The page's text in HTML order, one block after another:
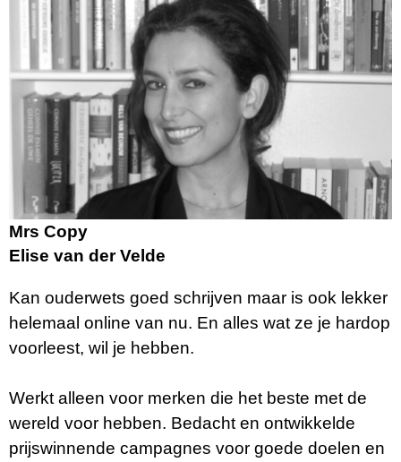
Mrs Copy
Elise van der Velde
Kan ouderwets goed schrijven maar is ook lekker
helemaal online van nu. En alles wat ze je hardop
voorleest, wil je hebben.
Werkt alleen voor merken die het beste met de
wereld voor hebben. Bedacht en ontwikkelde
prijswinnende campagnes voor goede doelen en